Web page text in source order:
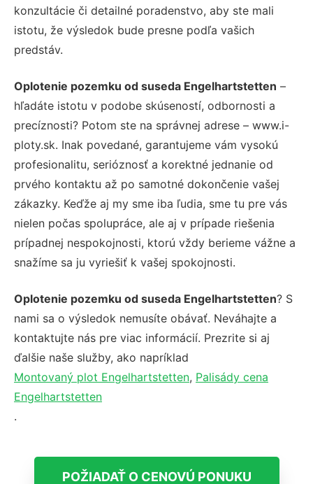
konzultácie či detailné poradenstvo, aby ste mali
istotu, že výsledok bude presne podľa vašich
predstáv.
Oplotenie pozemku od suseda Engelhartstetten –
hľadáte istotu v podobe skúseností, odbornosti a
precíznosti? Potom ste na správnej adrese – www.i-
ploty.sk. Inak povedané, garantujeme vám vysokú
profesionalitu, serióznosť a korektné jednanie od
prvého kontaktu až po samotné dokončenie vašej
zákazky. Keďže aj my sme iba ľudia, sme tu pre vás
nielen počas spolupráce, ale aj v prípade riešenia
prípadnej nespokojnosti, ktorú vždy berieme vážne a
snažíme sa ju vyriešiť k vašej spokojnosti.
Oplotenie pozemku od suseda Engelhartstetten? S
nami sa o výsledok nemusíte obávať. Neváhajte a
kontaktujte nás pre viac informácií. Prezrite si aj
ďalšie naše služby, ako napríklad
Montovaný plot Engelhartstetten, Palisády cena
Engelhartstetten
.
POŽIADAŤ O CENOVÚ PONUKU